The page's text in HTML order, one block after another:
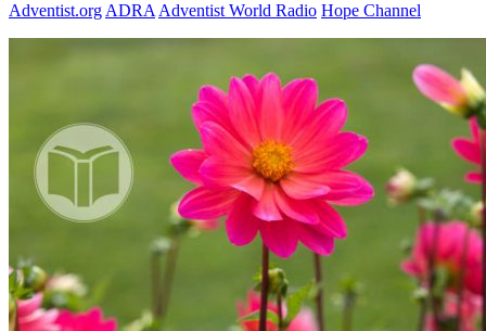
Adventist.org ADRA Adventist World Radio Hope Channel